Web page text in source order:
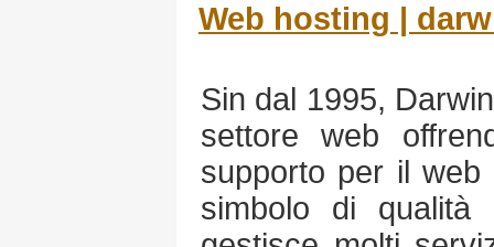
Web hosting |
Sin dal 1995,
settore web
supporto per il web
simbolo di